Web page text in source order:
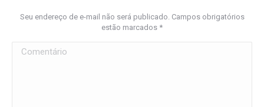
Seu endereço de e-mail não será publicado. Campos obrigatórios
estão marcados *
Comentário